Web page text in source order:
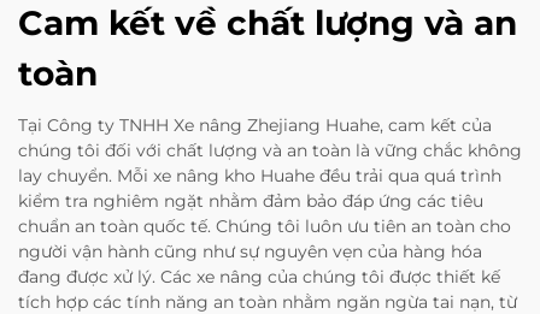
Cam kết về chất lượng và an
toàn
Tại Công ty TNHH Xe nâng Zhejiang Huahe, cam kết của
chúng tôi đối với chất lượng và an toàn là vững chắc không
lay chuyển. Mỗi xe nâng kho Huahe đều trải qua quá trình
kiểm tra nghiêm ngặt nhằm đảm bảo đáp ứng các tiêu
chuẩn an toàn quốc tế. Chúng tôi luôn ưu tiên an toàn cho
người vận hành cũng như sự nguyên vẹn của hàng hóa
đang được xử lý. Các xe nâng của chúng tôi được thiết kế
tích hợp các tính năng an toàn nhằm ngăn ngừa tai nạn, từ